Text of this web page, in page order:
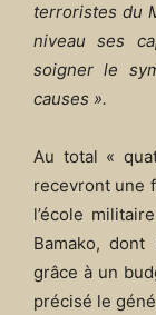
terroristes du
niveau ses
soigner le
causes ».
Au total «
recevront une
l’école
Bamako,
grâce à un
précisé le